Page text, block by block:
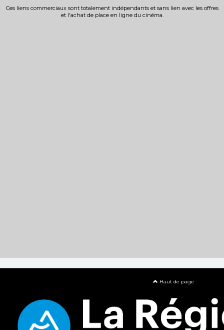
Ces liens commerciaux sont totalement indépendants et sans lien avec les offres
et l'achat de place en ligne du cinéma.
Haut de page